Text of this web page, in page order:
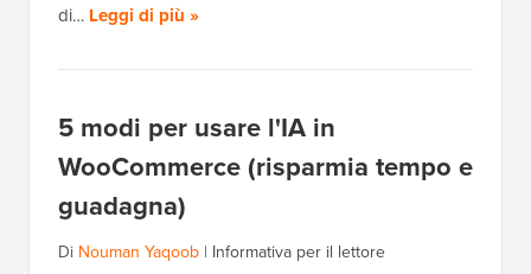
di… Leggi di più »
5 modi per usare l'IA in
WooCommerce (risparmia tempo e
guadagna)
Di Nouman Yaqoob | Informativa per il lettore